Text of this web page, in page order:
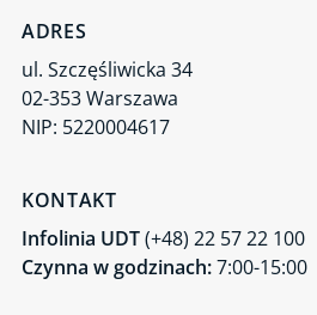
Próba ciśnieniowa
Próba obciążeniowa
Badania nieniszczące / NDT
Przenoszenie oznaczeń materiałowych
Efektywność energetyczna dźwigów
ADRES
ul. Szczęśliwicka 34
02-353 Warszawa
NIP: 5220004617
KONTAKT
Infolinia UDT(+48) 22 57 22 100
Czynna w godzinach:7:00-15:00